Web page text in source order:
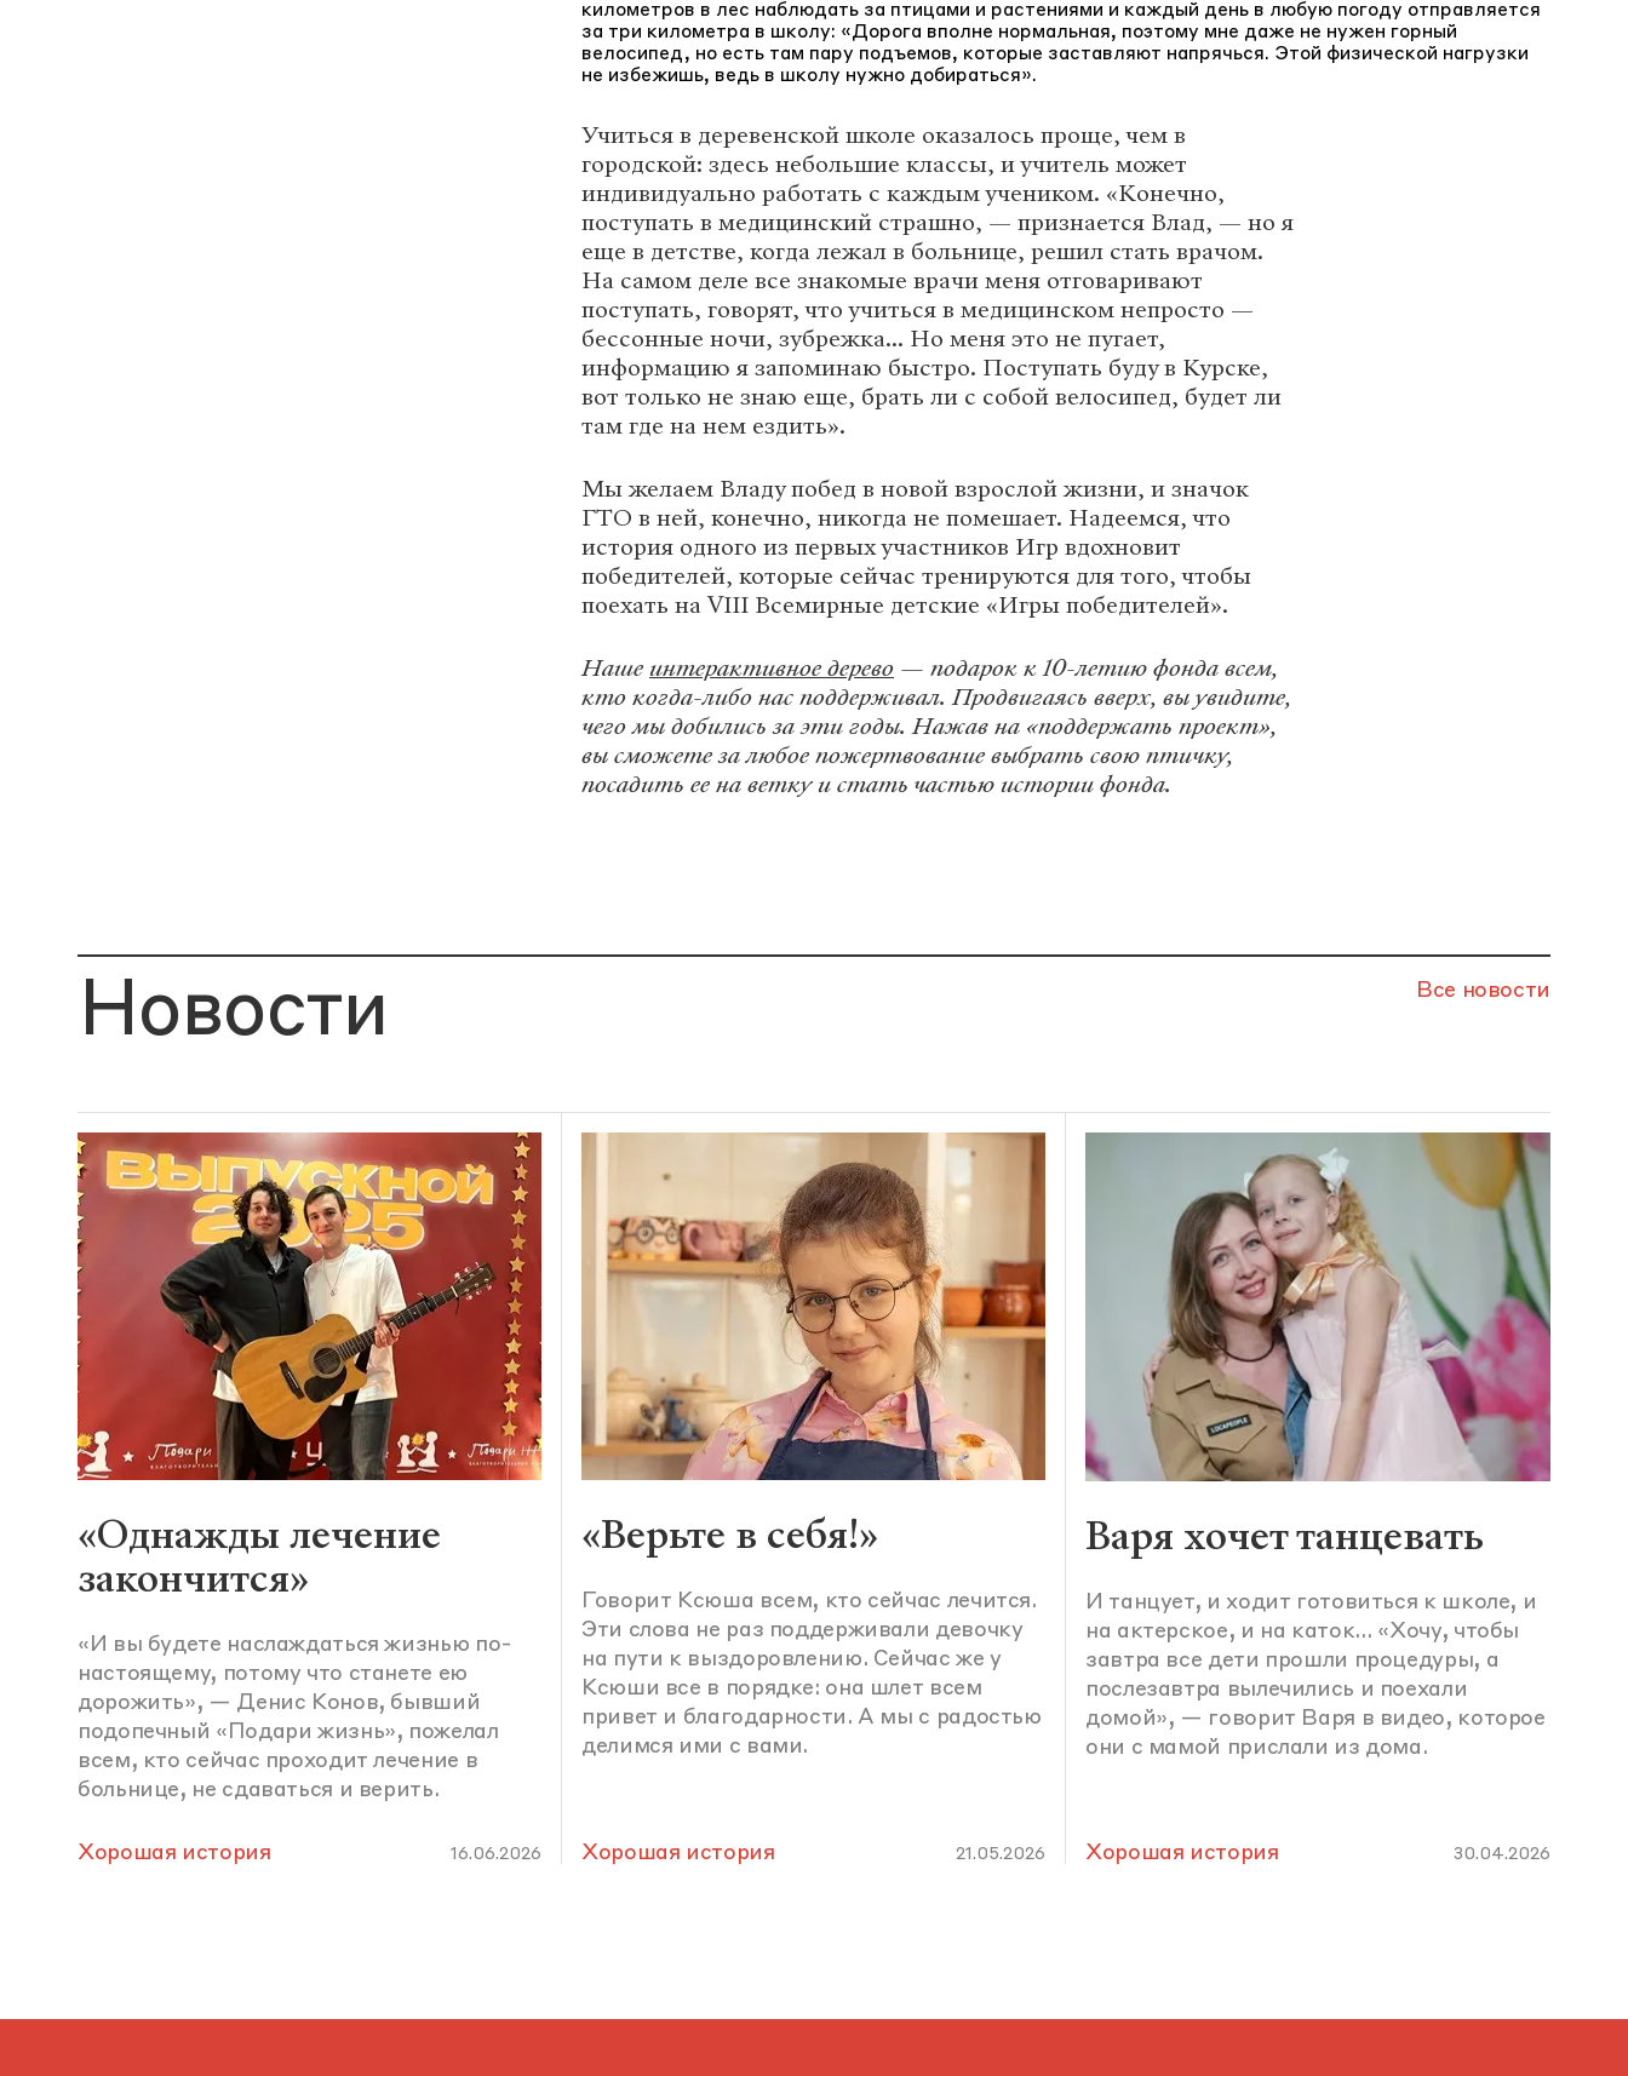
километров в лес наблюдать за птицами и растениями и каждый день в любую погоду отправляется
за три километра в школу: «Дорога вполне нормальная, поэтому мне даже не нужен горный
велосипед, но есть там пару подъемов, которые заставляют напрячься. Этой физической нагрузки
не избежишь, ведь в школу нужно добираться».
Учиться в деревенской школе оказалось проще, чем в
городской: здесь небольшие классы, и учитель может
индивидуально работать с каждым учеником. «Конечно,
поступать в медицинский страшно, — признается Влад, — но я
еще в детстве, когда лежал в больнице, решил стать врачом.
На самом деле все знакомые врачи меня отговаривают
поступать, говорят, что учиться в медицинском непросто —
бессонные ночи, зубрежка... Но меня это не пугает,
информацию я запоминаю быстро. Поступать буду в Курске,
вот только не знаю еще, брать ли с собой велосипед, будет ли
там где на нем ездить».
Мы желаем Владу побед в новой взрослой жизни, и значок
ГТО в ней, конечно, никогда не помешает. Надеемся, что
история одного из первых участников Игр вдохновит
победителей, которые сейчас тренируются для того, чтобы
поехать на VIII Всемирные детские «Игры победителей».
Нашеинтерактивное дерево — подарок к 10-летию фонда всем,
кто когда-либо нас поддерживал. Продвигаясь вверх, вы увидите,
чего мы добились за эти годы. Нажав на «поддержать проект»,
вы сможете за любое пожертвование выбрать свою птичку,
посадить ее на ветку и стать частью истории фонда.
Новости Все новости
«Однажды лечение
закончится»
«И вы будете наслаждаться жизнью по-
настоящему, потому что станете ею
дорожить», — Денис Конов, бывший
подопечный «Подари жизнь», пожелал
всем, кто сейчас проходит лечение в
больнице, не сдаваться и верить.
Хорошая история 16.06.2026
«Верьте в себя!»
Говорит Ксюша всем, кто сейчас лечится.
Эти слова не раз поддерживали девочку
на пути к выздоровлению. Сейчас же у
Ксюши все в порядке: она шлет всем
привет и благодарности. А мы с радостью
делимся ими с вами.
Хорошая история 21.05.2026
Варя хочет танцевать
И танцует, и ходит готовиться к школе, и
на актерское, и на каток… «Хочу, чтобы
завтра все дети прошли процедуры, а
послезавтра вылечились и поехали
домой», — говорит Варя в видео, которое
они с мамой прислали из дома.
Хорошая история 30.04.2026